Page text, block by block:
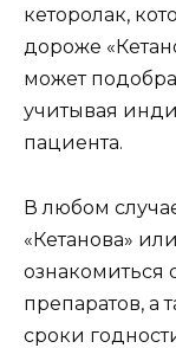
кеторолак,
дороже
может
учитывая
пациента.
В любом
«Кетанова»
ознакомиться
препаратов, а
сроки